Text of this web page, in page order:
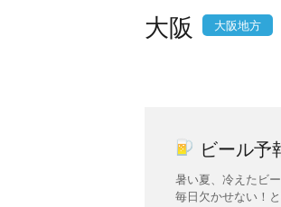
大阪 大阪地方
ビール予
暑い夏、冷えたビ
毎日欠かせない！